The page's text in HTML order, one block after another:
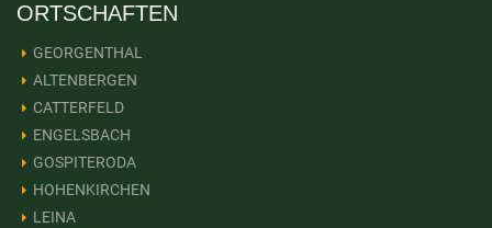
ORTSCHAFTEN
GEORGENTHAL
ALTENBERGEN
CATTERFELD
ENGELSBACH
GOSPITERODA
HOHENKIRCHEN
LEINA